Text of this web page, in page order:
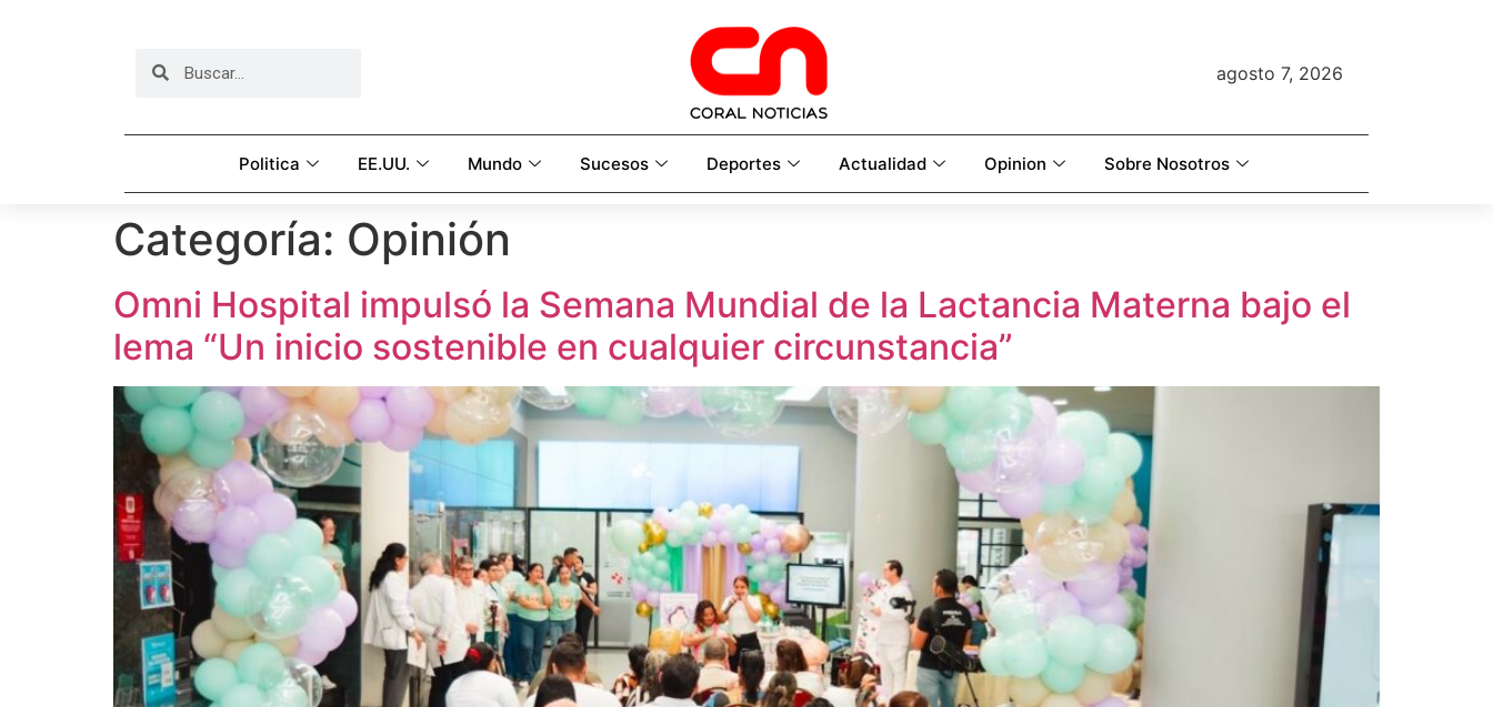
agosto 7, 2026
Politica EE.UU. Mundo Sucesos Deportes Actualidad Opinion Sobre Nosotros
Categoría: Opinión
Omni Hospital impulsó la Semana Mundial de la Lactancia Materna bajo el
lema “Un inicio sostenible en cualquier circunstancia”